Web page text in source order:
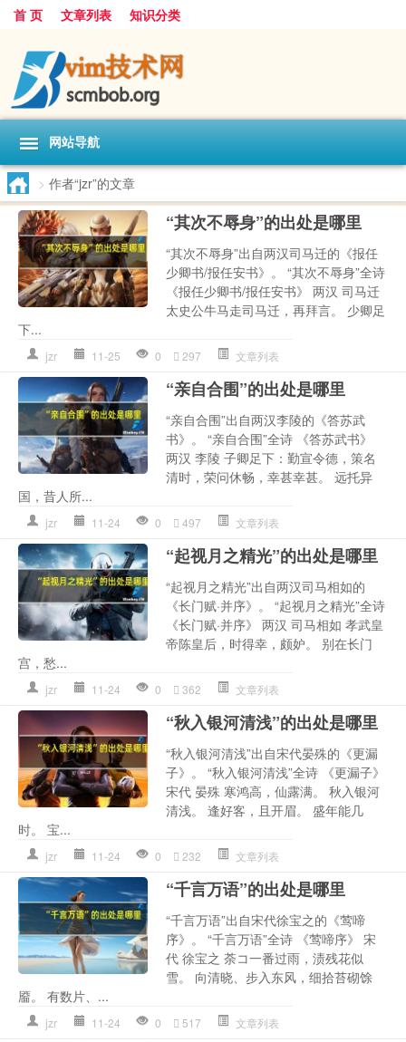
首 页 文章列表 知识分类
网站导航
> 作者“jzr”的文章
“其次不辱身”的出处是哪里
“其次不辱身”出自两汉司马迁的《报任
少卿书/报任安书》。 “其次不辱身”全诗
《报任少卿书/报任安书》 两汉 司马迁
太史公牛马走司马迁，再拜言。 少卿足
下...
jzr 11-25 0 297 文章列表
“亲自合围”的出处是哪里
“亲自合围”出自两汉李陵的《答苏武
书》。 “亲自合围”全诗 《答苏武书》
两汉 李陵 子卿足下：勤宣令德，策名
清时，荣问休畅，幸甚幸甚。 远托异
国，昔人所...
jzr 11-24 0 497 文章列表
“起视月之精光”的出处是哪里
“起视月之精光”出自两汉司马相如的
《长门赋·并序》。 “起视月之精光”全诗
《长门赋·并序》 两汉 司马相如 孝武皇
帝陈皇后，时得幸，颇妒。 别在长门
宫，愁...
jzr 11-24 0 362 文章列表
“秋入银河清浅”的出处是哪里
“秋入银河清浅”出自宋代晏殊的《更漏
子》。 “秋入银河清浅”全诗 《更漏子》
宋代 晏殊 寒鸿高，仙露满。 秋入银河
清浅。 逢好客，且开眉。 盛年能几
时。 宝...
jzr 11-24 0 232 文章列表
“千言万语”的出处是哪里
“千言万语”出自宋代徐宝之的《莺啼
序》。 “千言万语”全诗 《莺啼序》 宋
代 徐宝之 荼コ一番过雨，渍残花似
雪。 向清晓、步入东风，细拾苔砌馀
靥。 有数片、...
jzr 11-24 0 517 文章列表